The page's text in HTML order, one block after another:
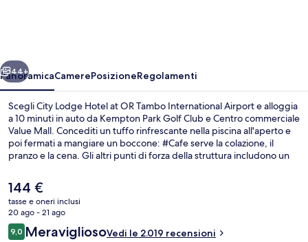
Tambo
International
Airport
Avanti
44+
PanoramicaCamerePosizioneRegolamenti
Scegli City Lodge Hotel at OR Tambo International Airport e alloggia
a 10 minuti in auto da Kempton Park Golf Club e Centro commerciale
Value Mall. Concediti un tuffo rinfrescante nella piscina all'aperto e
poi fermati a mangiare un boccone: #Cafe serve la colazione, il
pranzo e la cena. Gli altri punti di forza della struttura includono un
recensioni dei viaggiatori menzionano il personale gentile e il
ristorante.
Il
prezzo
attuale
è
144 €
144 €
tasse e oneri inclusi
20 ago - 21 ago
Recensioni
9,09,0 su 10
MeravigliosoVedi le 2.019 recensioni